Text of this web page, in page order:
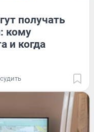
получать
кому
и когда